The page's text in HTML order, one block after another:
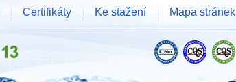
Certifikáty Ke stažení Mapa stránek